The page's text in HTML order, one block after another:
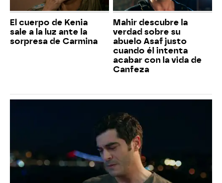
El cuerpo de Kenia
sale a la luz ante la
sorpresa de Carmina
Mahir descubre la
verdad sobre su
abuelo Asaf justo
cuando él intenta
acabar con la vida de
Canfeza